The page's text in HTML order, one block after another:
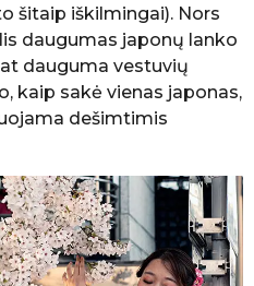
šitaip iškilmingai). Nors
daugumas japonų lanko
dauguma vestuvių
kaip sakė vienas japonas,
dešimtimis